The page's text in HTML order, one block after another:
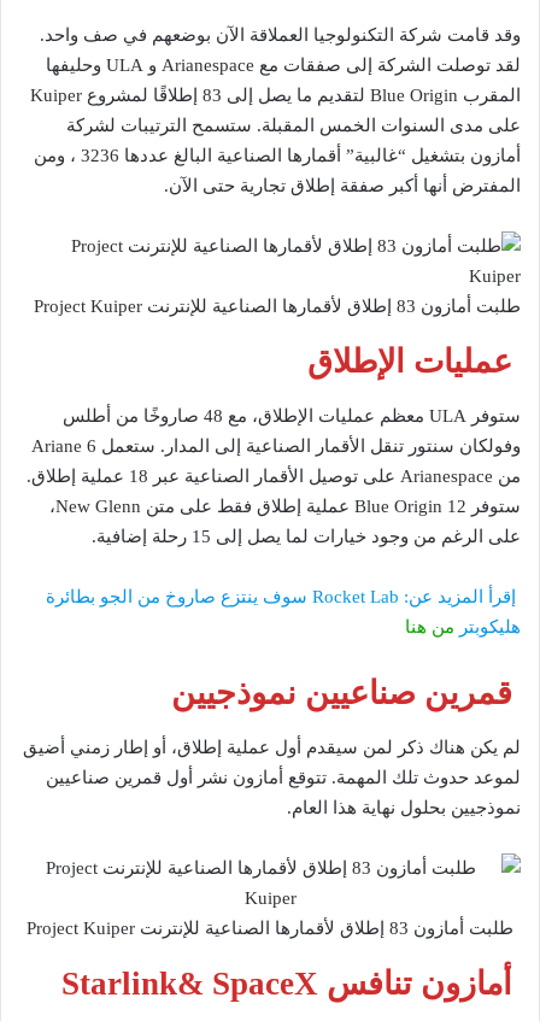
وقد قامت شركة التكنولوجيا العملاقة الآن بوضعهم في صف واحد.
لقد توصلت الشركة إلى صفقات مع Arianespace و ULA وحليفها
المقرب Blue Origin لتقديم ما يصل إلى 83 إطلاقًا لمشروع Kuiper
على مدى السنوات الخمس المقبلة. ستسمح الترتيبات لشركة
أمازون بتشغيل “غالبية” أقمارها الصناعية البالغ عددها 3236 ، ومن
المفترض أنها أكبر صفقة إطلاق تجارية حتى الآن.
طلبت أمازون 83 إطلاق لأقمارها الصناعية للإنترنت Project Kuiper
عمليات الإطلاق
ستوفر ULA معظم عمليات الإطلاق، مع 48 صاروخًا من أطلس
وفولكان سنتور تنقل الأقمار الصناعية إلى المدار. ستعمل Ariane 6
من Arianespace على توصيل الأقمار الصناعية عبر 18 عملية إطلاق.
ستوفر Blue Origin 12 عملية إطلاق فقط على متن New Glenn،
على الرغم من وجود خيارات لما يصل إلى 15 رحلة إضافية.
إقرأ المزيد عن: Rocket Lab سوف ينتزع صاروخ من الجو بطائرة
هليكوبتر من هنا
قمرين صناعيين نموذجيين
لم يكن هناك ذكر لمن سيقدم أول عملية إطلاق، أو إطار زمني أضيق
لموعد حدوث تلك المهمة. تتوقع أمازون نشر أول قمرين صناعيين
نموذجيين بحلول نهاية هذا العام.
طلبت أمازون 83 إطلاق لأقمارها الصناعية للإنترنت Project Kuiper
أمازون تنافس Starlink& SpaceX